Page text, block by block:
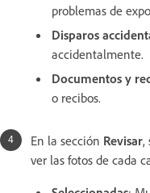
problemas de
Disparos
accidentalmente.
Documentos y
o recibos.
En la sección Revisar,
ver las fotos de cada